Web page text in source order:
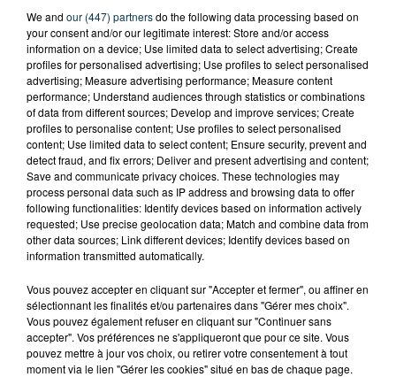
SAINT-ETIENNE : UN ENFANT DÉCÈDE APRÈS
UNE CHUTE DU 8E ÉTAGE
We and our (447) partnersdo the following data processing based on
your consent and/or our legitimate interest: Store and/or access
information on a device; Use limited data to select advertising; Create
profiles for personalised advertising; Use profiles to select personalised
advertising; Measure advertising performance; Measure content
performance; Understand audiences through statistics or combinations
of data from different sources; Develop and improve services; Create
profiles to personalise content; Use profiles to select personalised
content; Use limited data to select content; Ensure security, prevent and
detect fraud, and fix errors; Deliver and present advertising and content;
Save and communicate privacy choices. These technologies may
process personal data such as IP address and browsing data to offer
following functionalities: Identify devices based on information actively
requested; Use precise geolocation data; Match and combine data from
other data sources; Link different devices; Identify devices based on
information transmitted automatically.
Vous pouvez accepter en cliquant sur "Accepter et fermer", ou affiner en
sélectionnant les finalités et/ou partenaires dans "Gérer mes choix".
Vous pouvez également refuser en cliquant sur "Continuer sans
accepter". Vos préférences ne s'appliqueront que pour ce site. Vous
pouvez mettre à jour vos choix, ou retirer votre consentement à tout
moment via le lien "Gérer les cookies" situé en bas de chaque page.